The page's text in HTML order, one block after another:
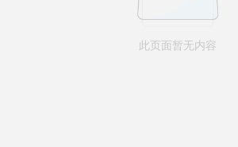
此页面暂无内容